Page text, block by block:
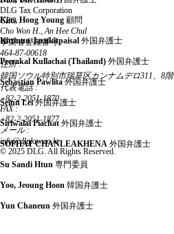
Kim, Hong Young 顧問
Kittinun Jarukitpaisal 外国弁護士
Peerakal Kullachai (Thailand) 外国弁護士
Sebastian Pawlita 外国弁護士
Seinn Lei 外国弁護士
Siriwalai Piachat 外国弁護士
SOPHAT CHANLEAKHENA 外国弁護士
Su Sandi Htun 専門委員
Yoo, Jeoung Hoon 韓国弁護士
Yun Chaneun 外国弁護士
DLG Tax Corporation
CEO :
Cho Won H., An Hee Chul
事業者登録番号 :
464-87-00618
住所 :
韓国ソウル特別市瑞草区カンナムデロ311、8階
代表電話 :
+82-2-2051-1870
FAX :
+82-2-2051-1877
メール :
info@dlglaw.co.kr
© 2025 DLG. All Rights Reserved.